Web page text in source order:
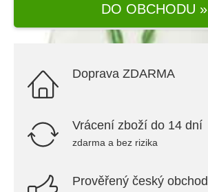
DO OBCHODU »
Doprava ZDARMA
Vrácení zboží do 14 dní
zdarma a bez rizika
Prověřený český obchod